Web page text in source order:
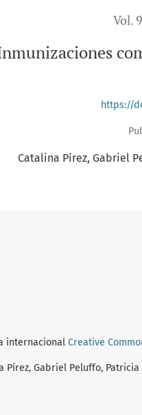
Vol.
https://
Catalina Pírez Gabriel
internacional Creative
Pírez, Gabriel Peluffo,